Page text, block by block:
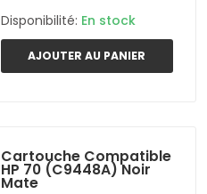
Disponibilité: En stock
AJOUTER AU PANIER
Cartouche Compatible
HP 70 (C9448A) Noir
Mate